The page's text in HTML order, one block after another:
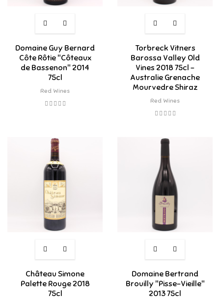
Domaine Guy Bernard
Côte Rôtie "Côteaux
de Bassenon" 2014
75cl
Red Wines
Torbreck Vitners
Barossa Valley Old
Vines 2018 75cl -
Australie Grenache
Mourvedre Shiraz
Red Wines
Château Simone
Palette Rouge 2018
75cl
Domaine Bertrand
Brouilly "Pisse-Vieille"
2013 75cl